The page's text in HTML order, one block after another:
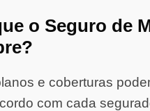
o Seguro de
e coberturas
com cada